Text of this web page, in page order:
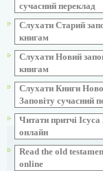
сучасний переклад
Слухати Старий
книгам
Слухати Новий
книгам
Слухати Книги
Заповіту сучасний
Читати притчі
онлайн
Read the old
online